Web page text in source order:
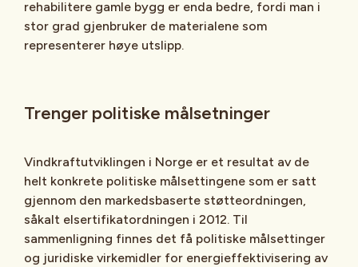
rehabilitere gamle bygg er enda bedre, fordi man i
stor grad gjenbruker de materialene som
representerer høye utslipp.
Trenger politiske målsetninger
Vindkraftutviklingen i Norge er et resultat av de
helt konkrete politiske målsettingene som er satt
gjennom den markedsbaserte støtteordningen,
såkalt elsertifikatordningen i 2012. Til
sammenligning finnes det få politiske målsettinger
og juridiske virkemidler for energieffektivisering av